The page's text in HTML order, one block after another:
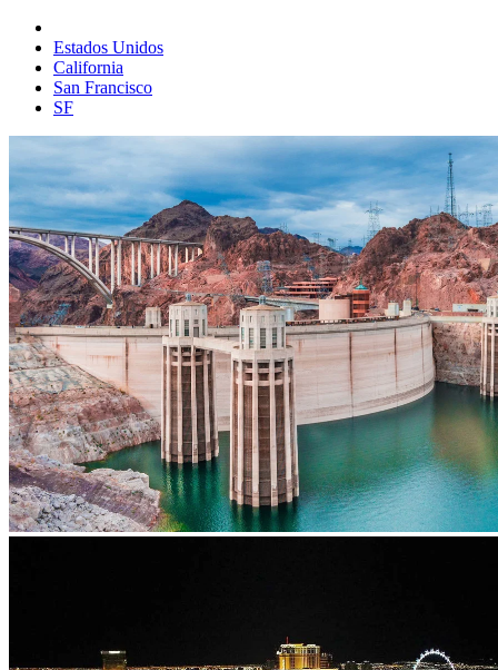
Estados Unidos
California
San Francisco
SF